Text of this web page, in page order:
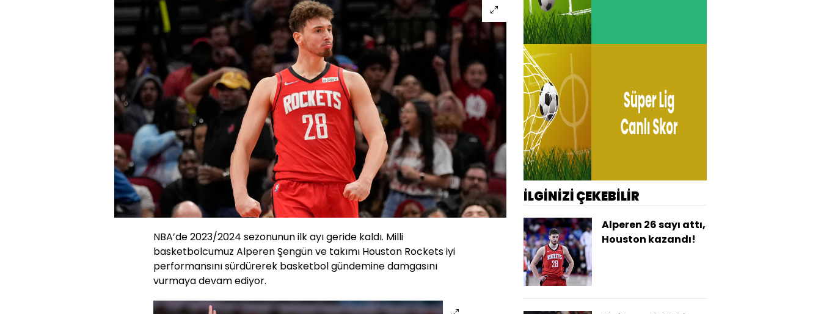
NBA’de 2023/2024 sezonunun ilk ayı geride kaldı. Milli
basketbolcumuz Alperen Şengün ve takımı Houston Rockets iyi
performansını sürdürerek basketbol gündemine damgasını
vurmaya devam ediyor.
İLGİNİZİ ÇEKEBİLİR
Alperen 26 sayı attı,
Houston kazandı!